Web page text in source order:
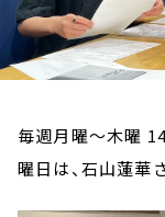
毎週月曜～木曜
曜日は、石山蓮華